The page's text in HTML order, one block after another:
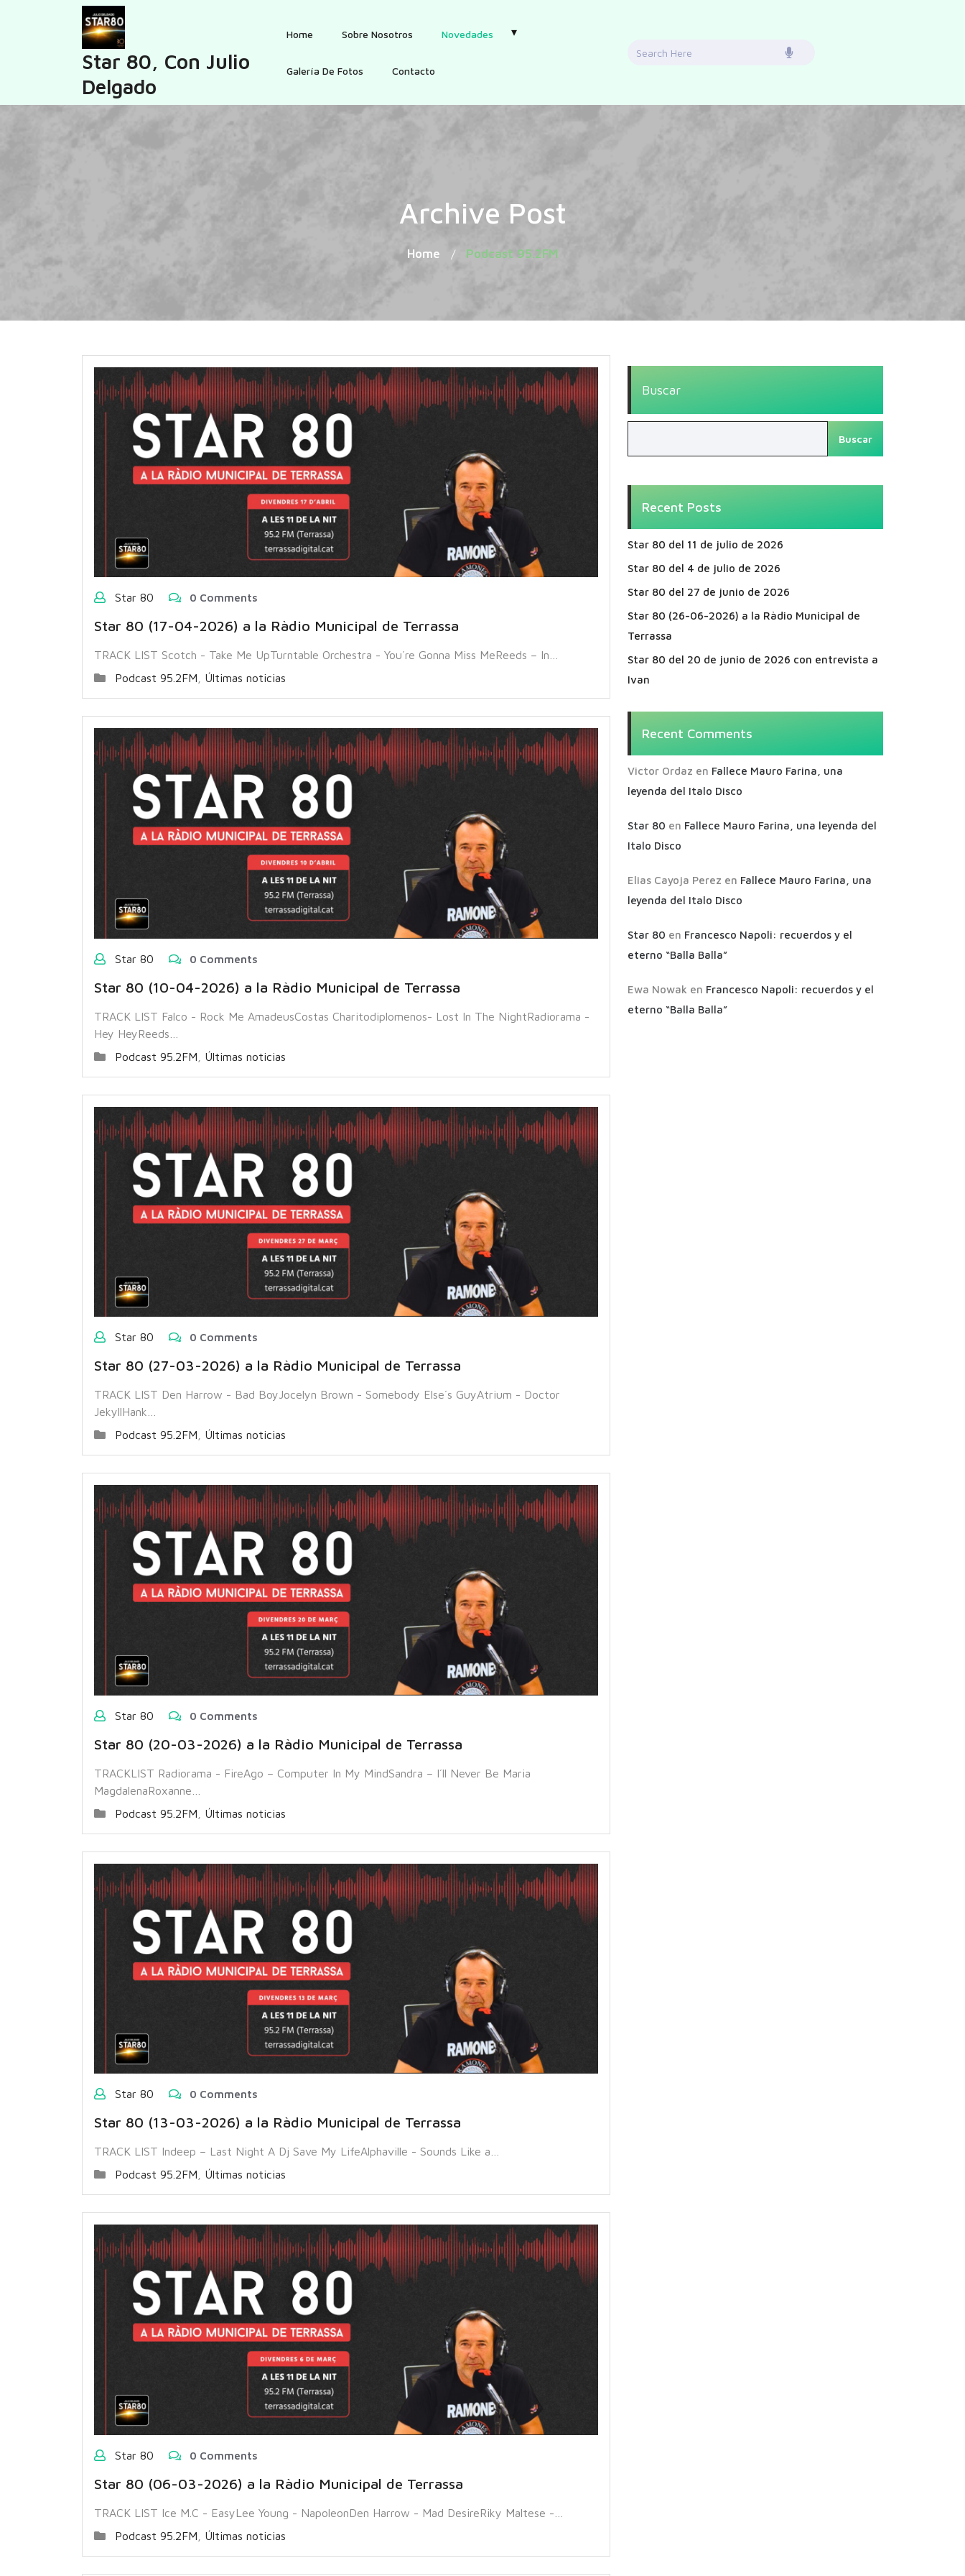
Star 80, Con Julio
Delgado
Home Sobre Nosotros Novedades
Galería De Fotos Contacto
Search
Archive Post
Home / Podcast 95.2FM
Star 80 0 Comments
Star 80 (17-04-2026) a la Ràdio Municipal de Terrassa
TRACK LIST Scotch - Take Me UpTurntable Orchestra - You´re Gonna Miss MeReeds – In…
Podcast 95.2FM
Últimas noticias
Star 80 0 Comments
Star 80 (10-04-2026) a la Ràdio Municipal de Terrassa
TRACK LIST Falco - Rock Me AmadeusCostas Charitodiplomenos- Lost In The NightRadiorama -
Hey HeyReeds…
Podcast 95.2FM
Últimas noticias
Star 80 0 Comments
Star 80 (27-03-2026) a la Ràdio Municipal de Terrassa
TRACK LIST Den Harrow - Bad BoyJocelyn Brown - Somebody Else´s GuyAtrium - Doctor
JekyllHank…
Podcast 95.2FM
Últimas noticias
Star 80 0 Comments
Star 80 (20-03-2026) a la Ràdio Municipal de Terrassa
TRACKLIST Radiorama - FireAgo – Computer In My MindSandra – I´ll Never Be Maria
MagdalenaRoxanne…
Podcast 95.2FM
Últimas noticias
Star 80 0 Comments
Star 80 (13-03-2026) a la Ràdio Municipal de Terrassa
TRACK LIST Indeep – Last Night A Dj Save My LifeAlphaville - Sounds Like a…
Podcast 95.2FM
Últimas noticias
Star 80 0 Comments
Star 80 (06-03-2026) a la Ràdio Municipal de Terrassa
TRACK LIST Ice M.C - EasyLee Young - NapoleonDen Harrow - Mad DesireRiky Maltese -…
Podcast 95.2FM
Últimas noticias
Buscar
Buscar
Recent Posts
Star 80 del 11 de julio de 2026
Star 80 del 4 de julio de 2026
Star 80 del 27 de junio de 2026
Star 80 (26-06-2026) a la Ràdio Municipal de
Terrassa
Star 80 del 20 de junio de 2026 con entrevista a
Ivan
Recent Comments
Victor Ordaz en Fallece Mauro Farina, una
leyenda del Italo Disco
Star 80 en Fallece Mauro Farina, una leyenda del
Italo Disco
Elias Cayoja Perez en Fallece Mauro Farina, una
leyenda del Italo Disco
Star 80 en Francesco Napoli: recuerdos y el
eterno “Balla Balla”
Ewa Nowak en Francesco Napoli: recuerdos y el
eterno “Balla Balla”